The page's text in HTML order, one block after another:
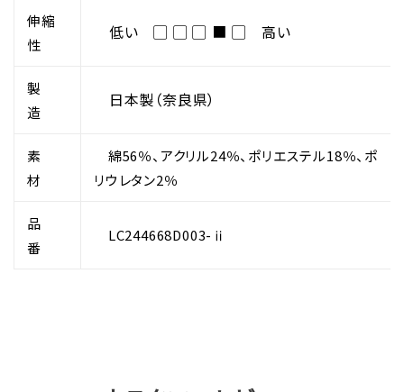
伸縮
性
低い ▢ ▢ ▢ ■ ▢ 高い
製
造
日本製（奈良県）
素
材
綿56％、アクリル24％、ポリエステル18％、ポ
リウレタン2％
品
番
LC244668D003-ⅱ